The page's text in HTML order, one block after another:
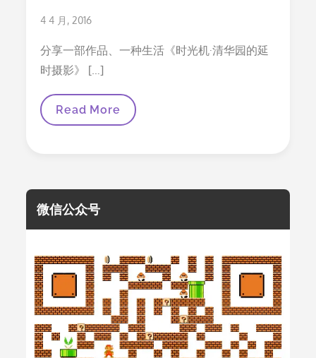
Posted
4 4 月, 2016
分享一部作品、一种生活《时光机·清华园的延
时摄影》 […]
分
享
Read More
微信公众号